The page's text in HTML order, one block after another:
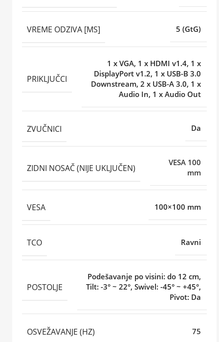
VREME ODZIVA [MS] 5 (GtG)
PRIKLJUČCI
1 x VGA, 1 x HDMI v1.4, 1 x
DisplayPort v1.2, 1 x USB-B 3.0
Downstream, 2 x USB-A 3.0, 1 x
Audio In, 1 x Audio Out
ZVUČNICI Da
ZIDNI NOSAČ (NIJE UKLJUČEN)
VESA 100
mm
VESA 100×100 mm
TCO Ravni
POSTOLJE
Podešavanje po visini: do 12 cm,
Tilt: -3° ~ 22°, Swivel: -45° ~ +45°,
Pivot: Da
OSVEŽAVANJE (HZ) 75